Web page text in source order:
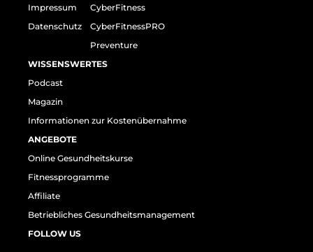
Impressum
Datenschutz
CyberFitness
CyberFitnessPRO
Preventure
WISSENSWERTES
Podcast
Magazin
Informationen zur Kostenübernahme
ANGEBOTE
Online Gesundheitskurse
Fitnessprogramme
Affiliate
Betriebliches Gesundheitsmanagement
FOLLOW US